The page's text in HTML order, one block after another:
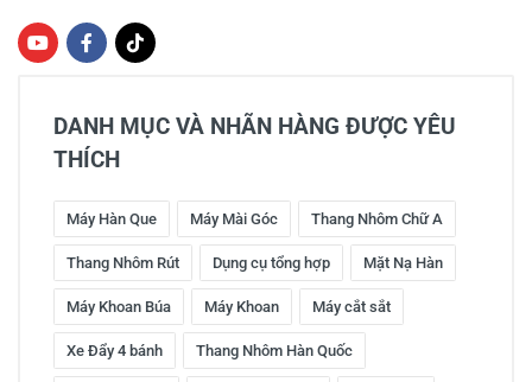
DANH MỤC VÀ NHÃN HÀNG ĐƯỢC YÊU
THÍCH
Máy Hàn Que Máy Mài Góc Thang Nhôm Chữ A
Thang Nhôm Rút Dụng cụ tổng hợp Mặt Nạ Hàn
Máy Khoan Búa Máy Khoan Máy cắt sắt
Xe Đẩy 4 bánh Thang Nhôm Hàn Quốc